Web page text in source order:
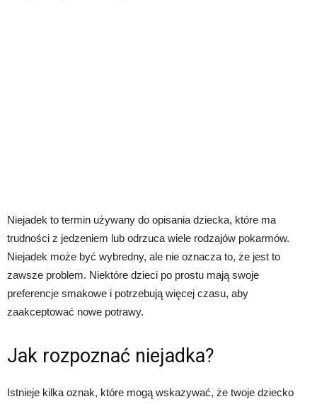
Niejadek to termin używany do opisania dziecka, które ma
trudności z jedzeniem lub odrzuca wiele rodzajów pokarmów.
Niejadek może być wybredny, ale nie oznacza to, że jest to
zawsze problem. Niektóre dzieci po prostu mają swoje
preferencje smakowe i potrzebują więcej czasu, aby
zaakceptować nowe potrawy.
Jak rozpoznać niejadka?
Istnieje kilka oznak, które mogą wskazywać, że twoje dziecko